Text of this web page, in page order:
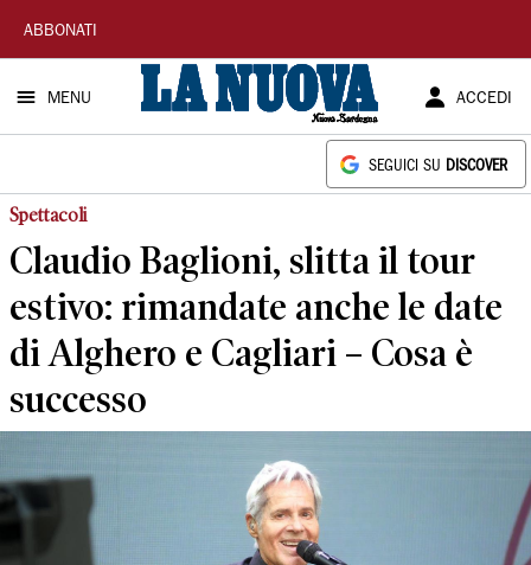
La
Nuova
Sardegna
ABBONATI
MENU ACCEDI
SEGUICI SU DISCOVER
Spettacoli
Claudio Baglioni, slitta il tour
estivo: rimandate anche le date
di Alghero e Cagliari – Cosa è
successo